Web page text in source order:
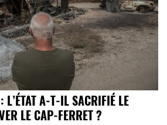
L’ÉTAT A-T-IL SACRIFIÉ LE
LE CAP-FERRET ?